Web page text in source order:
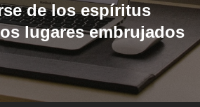
de los espíritus
lugares embrujados